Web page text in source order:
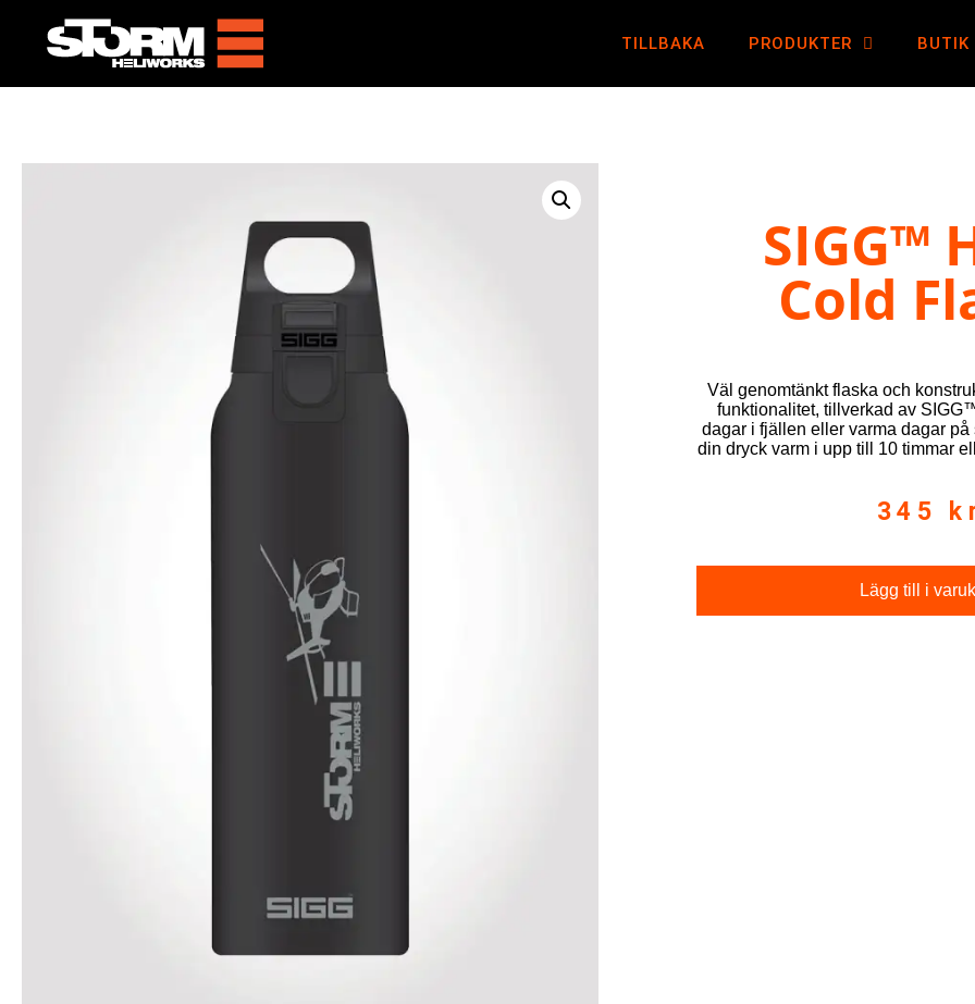
TILLBAKA PRODUKTER BUTIK
SIGG™
Cold
Väl genomtänkt flaska och
funktionalitet, tillverkad av SIGG
dagar i fjällen eller varma dagar
din dryck varm i upp till 10 timmar
345
Lägg till i